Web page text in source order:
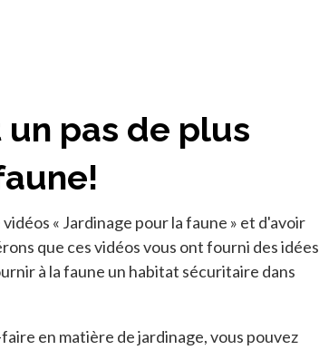
un pas de plus
« Jardinage pour la faune » et d'avoir
que ces vidéos vous ont fourni des idées
à la faune un habitat sécuritaire dans
en matière de jardinage, vous pouvez